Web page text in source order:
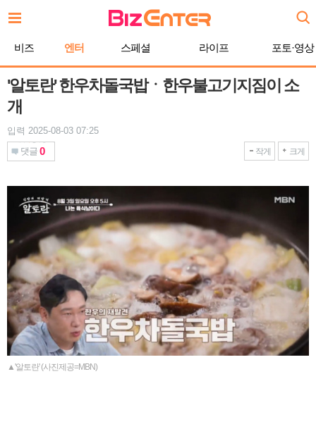
문
비즈 엔터 스페셜 라이프 포토·영상
'알토란' 한우차돌국밥ㆍ한우불고기지짐이 소
개
입력 2025-08-03 07:25
댓글 0 작게 크게
▲'알토란' (사진제공=MBN)